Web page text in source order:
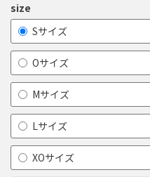
size
Sサイズ
Oサイズ
Mサイズ
Lサイズ
XOサイズ